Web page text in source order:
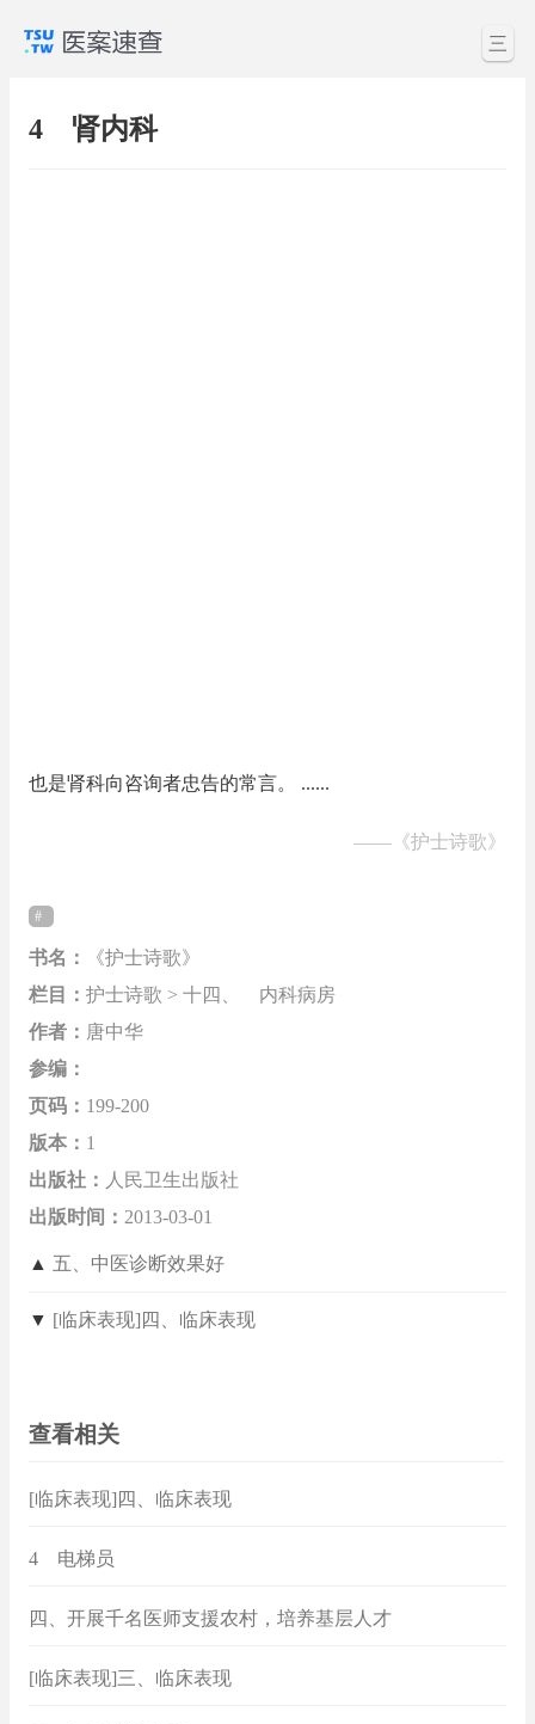
三
4 肾内科
也是肾科向咨询者忠告的常言。 ......
—— 《护士诗歌》
书名：
《护士诗歌》
栏目： 护士诗歌 > 十四、 内科病房
作者： 唐中华
参编：
页码： 199-200
版本： 1
出版社： 人民卫生出版社
出版时间： 2013-03-01
▲ 五、中医诊断效果好
▼ [临床表现]四、临床表现
查看相关
[临床表现]四、临床表现
4 电梯员
四、开展千名医师支援农村，培养基层人才
[临床表现]三、临床表现